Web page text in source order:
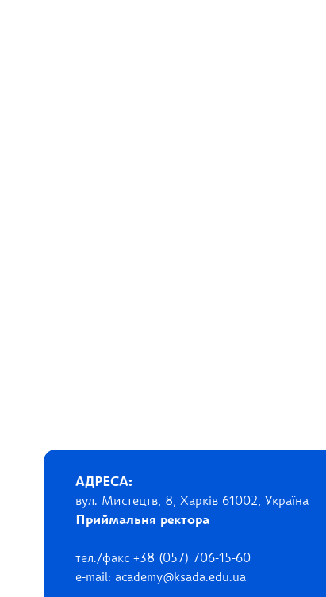
АДРЕСА:
вул. Мистецтв, 8, Харків 61002, Україна
Приймальня ректора
тел./факс +38 (057) 706-15-60
e-mail: academy@ksada.edu.ua